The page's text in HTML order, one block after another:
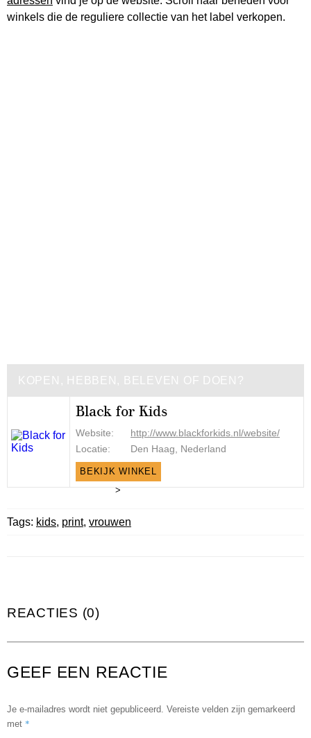
winkels die de reguliere collectie van het label verkopen.
KOPEN, HEBBEN, BELEVEN OF DOEN?
Black for Kids
Website:
http://www.blackforkids.nl/website/
Locatie:
Den Haag, Nederland
BEKIJK WINKEL
>
Tags: kids, print, vrouwen
REACTIES (0)
GEEF EEN REACTIE
Je e-mailadres wordt niet gepubliceerd. Vereiste velden zijn gemarkeerd
met *